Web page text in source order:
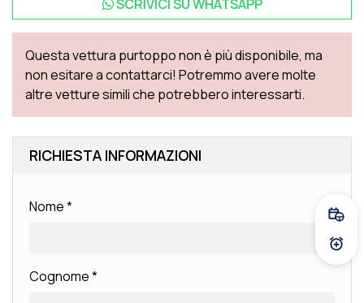
SCRIVICI SUWHATSAPP
Questa vettura purtoppo non è più disponibile, ma
non esitare a contattarci! Potremmo avere molte
altre vetture simili che potrebbero interessarti.
RICHIESTA INFORMAZIONI
Nome*
Cognome*